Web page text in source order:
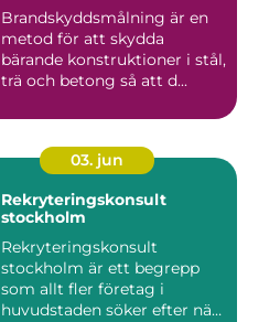
Brandskyddsmålning är en
metod för att skydda
bärande konstruktioner i stål,
trä och betong så att d...
03. jun
Rekryteringskonsult
stockholm
Rekryteringskonsult
stockholm är ett begrepp
som allt fler företag i
huvudstaden söker efter när